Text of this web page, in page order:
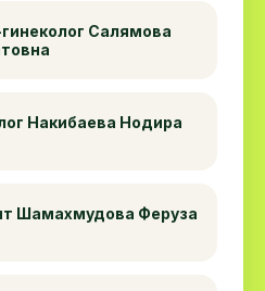
Салямова
Накибаева Нодира
Шамахмудова Феруза